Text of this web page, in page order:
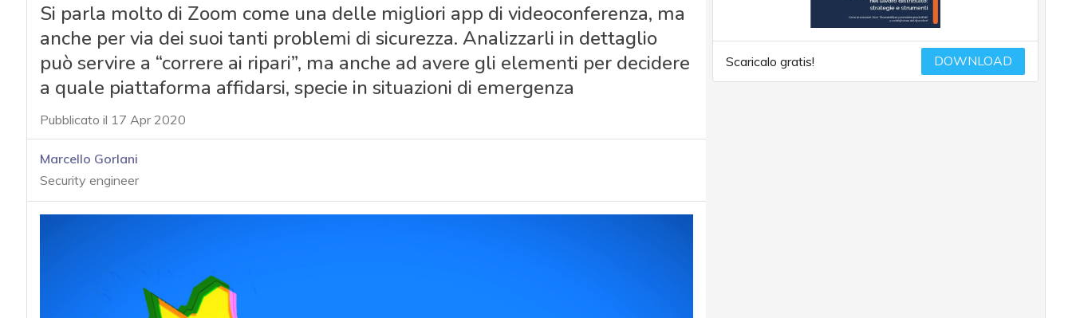
Si parla molto di Zoom come una delle migliori app di videoconferenza, ma
anche per via dei suoi tanti problemi di sicurezza. Analizzarli in dettaglio
può servire a “correre ai ripari”, ma anche ad avere gli elementi per decidere
a quale piattaforma affidarsi, specie in situazioni di emergenza
Pubblicato il 17 Apr 2020
Marcello Gorlani
Security engineer
Scaricalo gratis! DOWNLOAD